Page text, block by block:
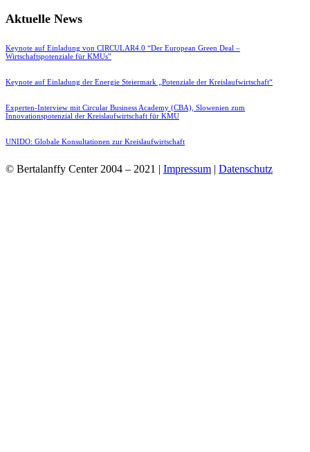
Aktuelle News
Keynote auf Einladung von CIRCULAR4.0 “Der European Green Deal –
Wirtschaftspotenziale für KMUs”
Keynote auf Einladung der Energie Steiermark „Potenziale der Kreislaufwirtschaft“
Experten-Interview mit Circular Business Academy (CBA), Slowenien zum
Innovationspotenzial der Kreislaufwirtschaft für KMU
UNIDO: Globale Konsultationen zur Kreislaufwirtschaft
© Bertalanffy Center 2004 – 2021 | Impressum | Datenschutz